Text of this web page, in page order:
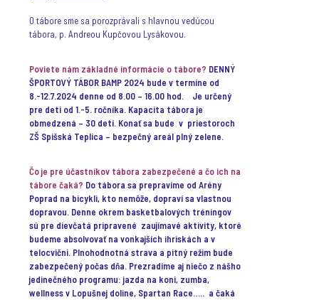
O tábore sme sa porozprávali s hlavnou vedúcou
tábora, p. Andreou Kupčovou Lysákovou.
Poviete nám základné informácie o tábore? DENNÝ
ŠPORTOVÝ TÁBOR BAMP 2024 bude v termíne od
8.-12.7.2024 denne od 8.00 – 16.00 hod. Je určený
pre deti od 1.-5. ročníka. Kapacita tábora je
obmedzená – 30 detí. Konať sa bude v priestoroch
ZŠ Spišská Teplica – bezpečný areál plný zelene.
Čo je pre účastníkov tábora zabezpečené a čo ich na
tábore čaká? Do tábora sa prepravíme od Arény
Poprad na bicykli, kto nemôže, dopraví sa vlastnou
dopravou. Denne okrem basketbalových tréningov
sú pre dievčatá pripravené zaujímavé aktivity, ktoré
budeme absolvovať na vonkajších ihriskách a v
telocvični. Plnohodnotná strava a pitný režim bude
zabezpečený počas dňa. Prezradíme aj niečo z nášho
jedinečného programu: jazda na koni, zumba,
wellness v Lopušnej doline, Spartan Race….. a čaká